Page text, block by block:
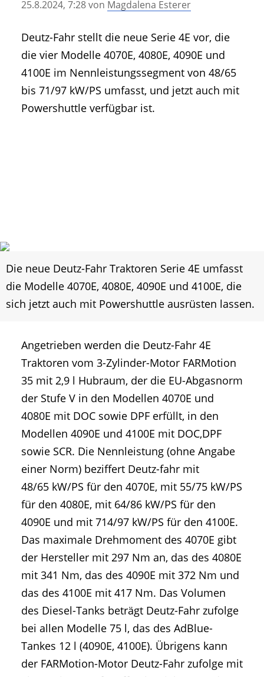
• Geschichte und Geschichten
• Mitteilung der Redaktion
• Agritechnica Neuheiten Archiv
• Artikel nach Hersteller/Marke
25.8.2024, 7:28von Magdalena Esterer
Deutz-Fahr stellt die neue Serie 4E vor, die
die vier Modelle 4070E, 4080E, 4090E und
4100E im Nennleistungssegment von 48/65
bis 71/97 kW/PS umfasst, und jetzt auch mit
Powershuttle verfügbar ist.
Die neue Deutz-Fahr Traktoren Serie 4E umfasst
die Modelle 4070E, 4080E, 4090E und 4100E, die
sich jetzt auch mit Powershuttle ausrüsten lassen.
Angetrieben werden die Deutz-Fahr 4E
Traktoren vom 3-Zylinder-Motor FARMotion
35 mit 2,9 l Hubraum, der die EU-Abgasnorm
der Stufe V in den Modellen 4070E und
4080E mit DOC sowie DPF erfüllt, in den
Modellen 4090E und 4100E mit DOC,DPF
sowie SCR. Die Nennleistung (ohne Angabe
einer Norm) beziffert Deutz-fahr mit
48/65 kW/PS für den 4070E, mit 55/75 kW/PS
für den 4080E, mit 64/86 kW/PS für den
4090E und mit 714/97 kW/PS für den 4100E.
Das maximale Drehmoment des 4070E gibt
der Hersteller mit 297 Nm an, das des 4080E
mit 341 Nm, das des 4090E mit 372 Nm und
das des 4100E mit 417 Nm. Das Volumen
des Diesel-Tanks beträgt Deutz-Fahr zufolge
bei allen Modelle 75 l, das des AdBlue-
Tankes 12 l (4090E, 4100E). Übrigens kann
der FARMotion-Motor Deutz-Fahr zufolge mit